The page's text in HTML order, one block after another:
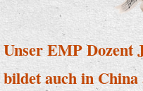
Unser EMP Dozent
bildet auch in China